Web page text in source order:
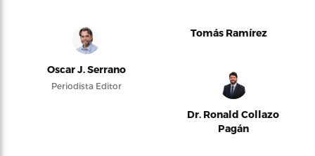
Oscar J. Serrano
Periodista Editor
Tomás Ramírez
Dr. Ronald Collazo
Pagán